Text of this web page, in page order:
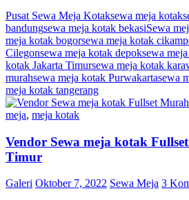
Pusat Sewa Meja Kotaksewa meja kotak
bandungsewa meja kotak bekasiSewa
meja kotak bogorsewa meja kotak
Cilegonsewa meja kotak depoksewa
kotak Jakarta Timursewa meja kotak
murahsewa meja kotak Purwakartasewa
meja kotak tangerang
meja, meja kotak
Vendor Sewa meja kotak
Timur
Galeri Oktober 7, 2022 Sewa Meja 3